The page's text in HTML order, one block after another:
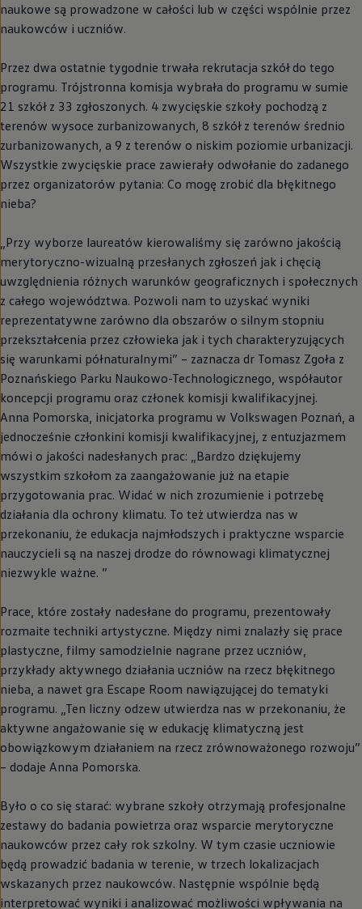
naukowe są prowadzone w całości lub w części wspólnie przez
naukowców i uczniów.
Przez dwa ostatnie tygodnie trwała rekrutacja szkół do tego
programu. Trójstronna komisja wybrała do programu w sumie
21 szkół z 33 zgłoszonych. 4 zwycięskie szkoły pochodzą z
terenów wysoce zurbanizowanych, 8 szkół z terenów średnio
zurbanizowanych, a 9 z terenów o niskim poziomie urbanizacji.
Wszystkie zwycięskie prace zawierały odwołanie do zadanego
przez organizatorów pytania: Co mogę zrobić dla błękitnego
nieba?
„Przy wyborze laureatów kierowaliśmy się zarówno jakością
merytoryczno-wizualną przesłanych zgłoszeń jak i chęcią
uwzględnienia różnych warunków geograficznych i społecznych
z całego województwa. Pozwoli nam to uzyskać wyniki
reprezentatywne zarówno dla obszarów o silnym stopniu
przekształcenia przez człowieka jak i tych charakteryzujących
się warunkami półnaturalnymi” – zaznacza dr Tomasz Zgoła z
Poznańskiego Parku Naukowo-Technologicznego, współautor
koncepcji programu oraz członek komisji kwalifikacyjnej.
Anna Pomorska, inicjatorka programu w Volkswagen Poznań, a
jednocześnie członkini komisji kwalifikacyjnej, z entuzjazmem
mówi o jakości nadesłanych prac: „Bardzo dziękujemy
wszystkim szkołom za zaangażowanie już na etapie
przygotowania prac. Widać w nich zrozumienie i potrzebę
działania dla ochrony klimatu. To też utwierdza nas w
przekonaniu, że edukacja najmłodszych i praktyczne wsparcie
nauczycieli są na naszej drodze do równowagi klimatycznej
niezwykle ważne. ”
Prace, które zostały nadesłane do programu, prezentowały
rozmaite techniki artystyczne. Między nimi znalazły się prace
plastyczne, filmy samodzielnie nagrane przez uczniów,
przykłady aktywnego działania uczniów na rzecz błękitnego
nieba, a nawet gra Escape Room nawiązującej do tematyki
programu. „Ten liczny odzew utwierdza nas w przekonaniu, że
aktywne angażowanie się w edukację klimatyczną jest
obowiązkowym działaniem na rzecz zrównoważonego rozwoju”
– dodaje Anna Pomorska.
Było o co się starać: wybrane szkoły otrzymają profesjonalne
zestawy do badania powietrza oraz wsparcie merytoryczne
naukowców przez cały rok szkolny. W tym czasie uczniowie
będą prowadzić badania w terenie, w trzech lokalizacjach
wskazanych przez naukowców. Następnie wspólnie będą
interpretować wyniki i analizować możliwości wpływania na